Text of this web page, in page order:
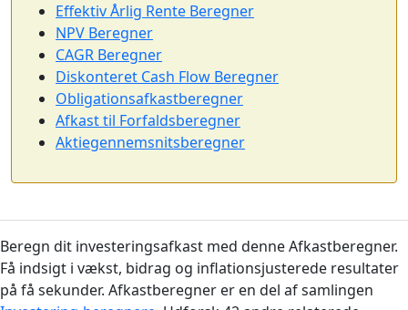
Effektiv Årlig Rente Beregner
NPV Beregner
CAGR Beregner
Diskonteret Cash Flow Beregner
Obligationsafkastberegner
Afkast til Forfaldsberegner
Aktiegennemsnitsberegner
Beregn dit investeringsafkast med denne Afkastberegner.
Få indsigt i vækst, bidrag og inflationsjusterede resultater
på få sekunder. Afkastberegner er en del af samlingen